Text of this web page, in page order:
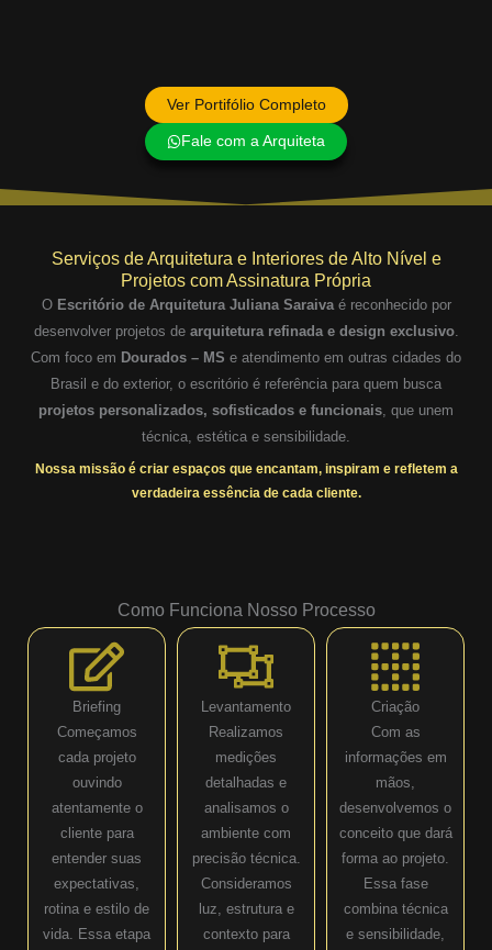
Ver Portifólio Completo
Fale com a Arquiteta
Serviços de Arquitetura e Interiores de Alto Nível e
Projetos com Assinatura Própria
O Escritório de Arquitetura Juliana Saraivaé reconhecido por
desenvolver projetos de arquitetura refinada e design exclusivo.
Com foco em Dourados – MS e atendimento em outras cidades do
Brasil e do exterior, o escritório é referência para quem busca
projetos personalizados, sofisticados e funcionais , que unem
técnica, estética e sensibilidade.
Nossa missão é criar espaços que encantam, inspiram e refletem a
verdadeira essência de cada cliente.
Como Funciona Nosso Processo
Briefing
Começamos
cada projeto
ouvindo
atentamente o
cliente para
entender suas
expectativas,
rotina e estilo de
vida. Essa etapa
Levantamento
Realizamos
medições
detalhadas e
analisamos o
ambiente com
precisão técnica.
Consideramos
luz, estrutura e
contexto para
Criação
Com as
informações em
mãos,
desenvolvemos o
conceito que dará
forma ao projeto.
Essa fase
combina técnica
e sensibilidade,